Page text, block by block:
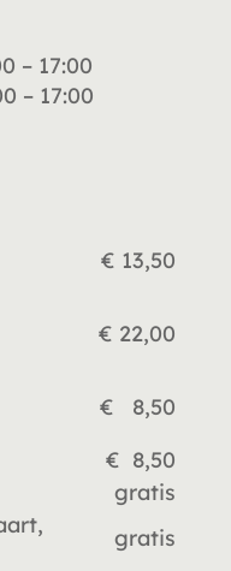
– 17:00
– 17:00
€ 13,50
€ 22,00
€ 8,50
€ 8,50
gratis
gratis